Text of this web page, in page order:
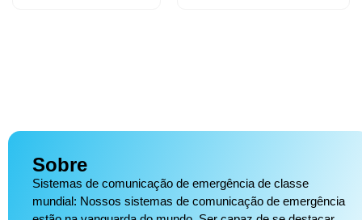
Sobre
Sistemas de comunicação de emergência de classe
mundial: Nossos sistemas de comunicação de emergência